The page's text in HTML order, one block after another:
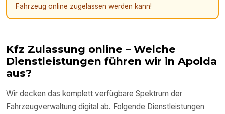
Fahrzeug online zugelassen werden kann!
Kfz Zulassung online – Welche
Dienstleistungen führen wir in Apolda
aus?
Wir decken das komplett verfügbare Spektrum der
Fahrzeugverwaltung digital ab. Folgende Dienstleistungen